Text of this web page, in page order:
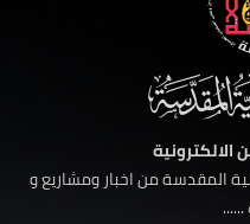
الالكترونية
المقدسة من اخبار ومشاريع و